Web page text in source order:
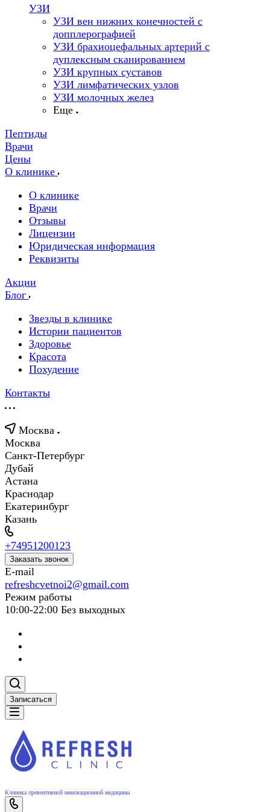
УЗИ
УЗИ вен нижних конечностей с
допплерографией
УЗИ брахиоцефальных артерий с
дуплексным сканированием
УЗИ крупных суставов
УЗИ лимфатических узлов
УЗИ молочных желез
Еще
Пептиды
Врачи
Цены
О клинике
О клинике
Врачи
Отзывы
Лицензии
Юридическая информация
Реквизиты
Акции
Блог
Звезды в клинике
Истории пациентов
Здоровье
Красота
Похудение
Контакты
Москва
Москва
Санкт-Петербург
Дубай
Астана
Краснодар
Екатеринбург
Казань
+74951200123
Заказать звонок
E-mail
refreshcvetnoi2@gmail.com
Режим работы
10:00-22:00 Без выходных
Записаться
Клиника превентивной инновационной медицины